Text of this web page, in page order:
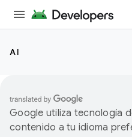
AI
Google utiliza tecnología
contenido a tu idioma